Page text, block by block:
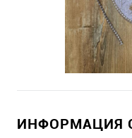
ИНФОРМАЦИЯ